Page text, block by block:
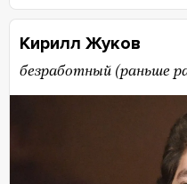
Кирилл Жуков
безработный (раньше